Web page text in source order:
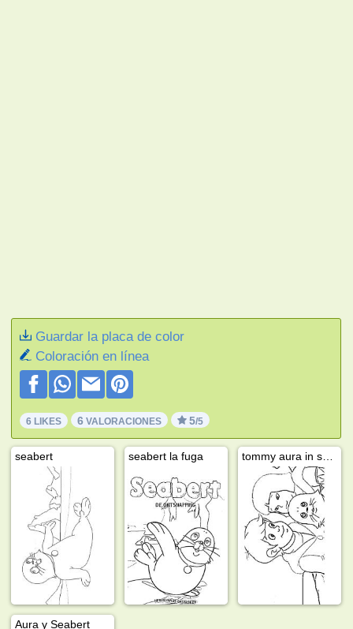
Guardar la placa de color
Coloración en línea
6 LIKES 6 VALORACIONES 5/5
seabert seabert la fuga
Aura y Seabert